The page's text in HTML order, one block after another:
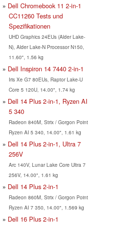
Dell Chromebook 11 2-in-1
CC11260 Tests und
Spezifikationen
UHD Graphics 24EUs (Alder Lake-
N), Alder Lake-N Processor N150,
11.60", 1.56 kg
Dell Inspiron 14 7440 2-in-1
Iris Xe G7 80EUs, Raptor Lake-U
Core 5 120U, 14.00", 1.74 kg
Dell 14 Plus 2-in-1, Ryzen AI
5 340
Radeon 840M, Strix / Gorgon Point
Ryzen AI 5 340, 14.00", 1.61 kg
Dell 14 Plus 2-in-1, Ultra 7
256V
Arc 140V, Lunar Lake Core Ultra 7
256V, 14.00", 1.61 kg
Dell 14 Plus 2-in-1
Radeon 860M, Strix / Gorgon Point
Ryzen AI 7 350, 14.00", 1.569 kg
Dell 16 Plus 2-in-1